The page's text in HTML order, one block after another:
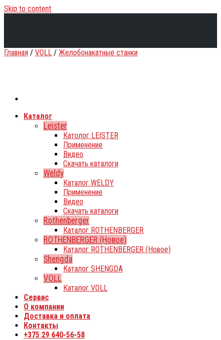
Skip to content
Каталог
Leister
Католог LEISTER
Применение
Видео
Скачать каталоги
Weldy
Каталог WELDY
Применение
Видео
Скачать каталоги
Rothenberger
Каталог ROTHENBERGER
ROTHENBERGER (Новое)
Каталог ROTHENBERGER (Новое)
Shengda
Каталог SHENGDA
VOLL
Каталог VOLL
Сервис
О компании
Доставка и оплата
Контакты
+375 29 640-56-58
Главная / VOLL / Желобонакатные станки